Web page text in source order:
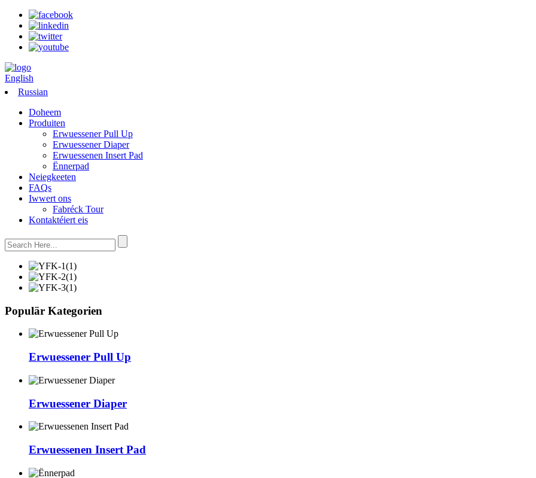
English
Russian
Doheem
Produiten
Erwuessener Pull Up
Erwuessener Diaper
Erwuessenen Insert Pad
Ënnerpad
Neiegkeeten
FAQs
Iwwert ons
Fabréck Tour
Kontaktéiert eis
Populär Kategorien
Erwuessener Pull Up
Erwuessener Diaper
Erwuessenen Insert Pad